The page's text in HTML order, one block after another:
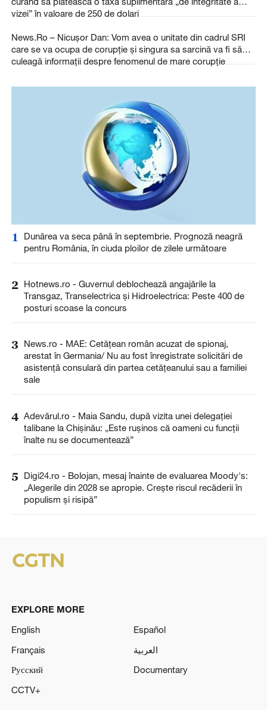
vizei” în valoare de 250 de dolari
News.Ro – Nicuşor Dan: Vom avea o unitate din cadrul SRI
care se va ocupa de corupţie şi singura sa sarcină va fi să
culeagă informaţii despre fenomenul de mare corupţie
1
Dunărea va seca până în septembrie. Prognoză neagră
pentru România, în ciuda ploilor de zilele următoare
2 Hotnews.ro - Guvernul deblochează angajările la
Transgaz, Transelectrica și Hidroelectrica: Peste 400 de
posturi scoase la concurs
3 News.ro - MAE: Cetăţean român acuzat de spionaj,
arestat în Germania/ Nu au fost înregistrate solicitări de
asistenţă consulară din partea cetăţeanului sau a familiei
sale
4 Adevărul.ro - Maia Sandu, după vizita unei delegației
talibane la Chișinău: „Este rușinos că oameni cu funcții
înalte nu se documentează”
5
Digi24.ro - Bolojan, mesaj înainte de evaluarea Moody's:
„Alegerile din 2028 se apropie. Crește riscul recăderii în
populism și risipă”
EXPLORE MORE
English
Español
Français
العربية
Русский
Documentary
CCTV+